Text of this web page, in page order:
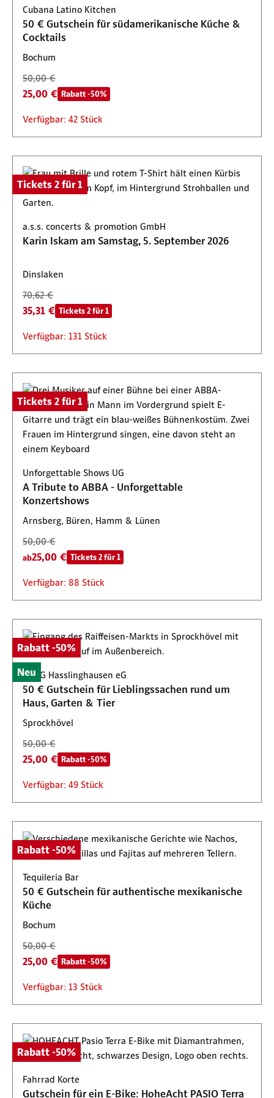
Cubana Latino Kitchen
50 € Gutschein für südamerikanische Küche &
Cocktails
Bochum
50,00 €
25,00 € Rabatt -50%
Verfügbar: 42 Stück
Tickets 2 für 1
a.s.s. concerts & promotion GmbH
Karin Iskam am Samstag, 5. September 2026
Dinslaken
70,62 €
35,31 € Tickets 2 für 1
Verfügbar: 131 Stück
Tickets 2 für 1
Unforgettable Shows UG
A Tribute to ABBA - Unforgettable
Konzertshows
Arnsberg, Büren, Hamm & Lünen
50,00 €
ab25,00 € Tickets 2 für 1
Verfügbar: 88 Stück
Rabatt -50%
Neu
BBAG Hasslinghausen eG
50 € Gutschein für Lieblingssachen rund um
Haus, Garten & Tier
Sprockhövel
50,00 €
25,00 € Rabatt -50%
Verfügbar: 49 Stück
Rabatt -50%
Tequileria Bar
50 € Gutschein für authentische mexikanische
Küche
Bochum
50,00 €
25,00 € Rabatt -50%
Verfügbar: 13 Stück
Rabatt -50%
Fahrrad Korte
Gutschein für ein E-Bike: HoheAcht PASIO Terra